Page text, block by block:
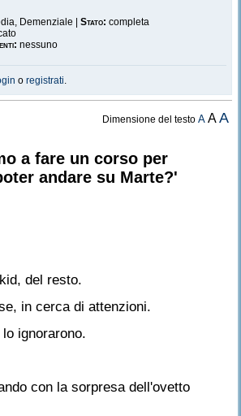
Demenziale | Stato: completa
nessuno
o registrati.
Dimensione del testoA AA
a fare un corso per
andare su Marte?'
del resto.
in cerca di attenzioni.
ignorarono.
con la sorpresa dell'ovetto